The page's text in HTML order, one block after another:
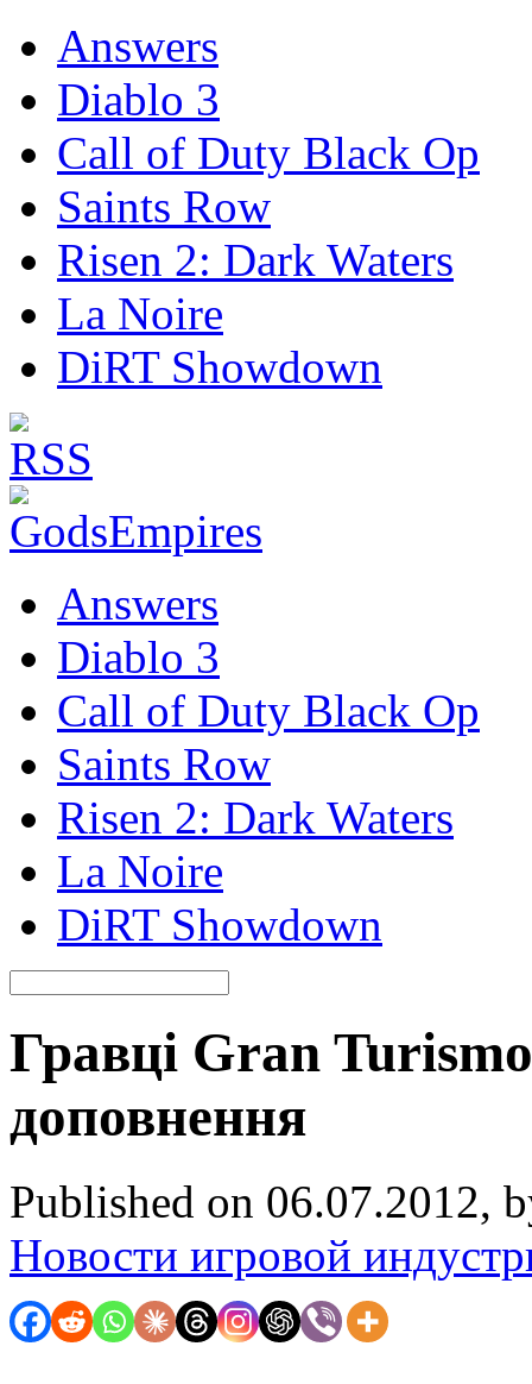
Answers
Diablo 3
Call of Duty Black Op
Saints Row
Risen 2: Dark Waters
La Noire
DiRT Showdown
Answers
Diablo 3
Call of Duty Black Op
Saints Row
Risen 2: Dark Waters
La Noire
DiRT Showdown
Гравці Gran
доповнення
Published on 06.07.2012,
Новости игровой